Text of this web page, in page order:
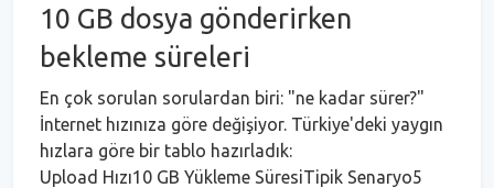
10 GB dosya gönderirken
bekleme süreleri
En çok sorulan sorulardan biri: "ne kadar sürer?"
İnternet hızınıza göre değişiyor. Türkiye'deki yaygın
hızlara göre bir tablo hazırladık:
Upload Hızı10 GB Yükleme SüresiTipik Senaryo5